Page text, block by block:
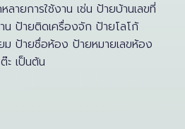
ลายการใช้งาน เช่น ป้ายบ้านเลขที่
น ป้ายติดเครื่องจัก ป้ายโลโก้
ม ป้ายชื่อห้อง ป้ายหมายเลขห้อง
เป็นต้น